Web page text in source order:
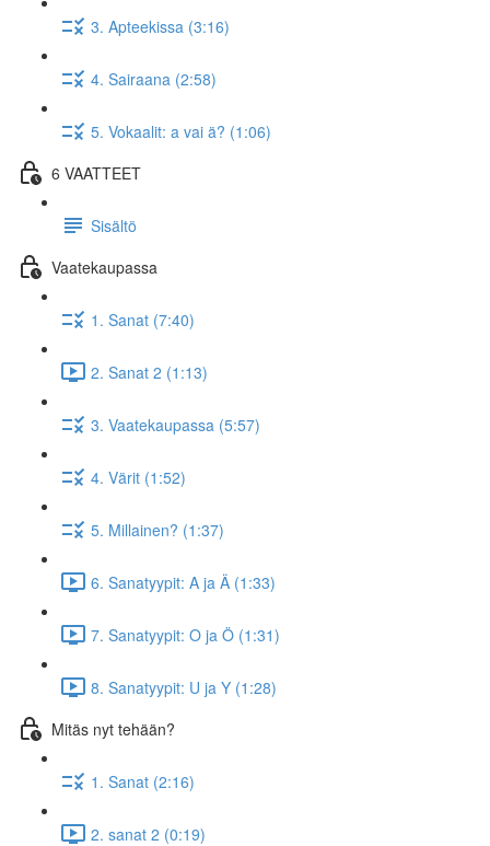
3. Apteekissa (3:16)
4. Sairaana (2:58)
5. Vokaalit: a vai ä? (1:06)
6 VAATTEET
Sisältö
Vaatekaupassa
1. Sanat (7:40)
2. Sanat 2 (1:13)
3. Vaatekaupassa (5:57)
4. Värit (1:52)
5. Millainen? (1:37)
6. Sanatyypit: A ja Ä (1:33)
7. Sanatyypit: O ja Ö (1:31)
8. Sanatyypit: U ja Y (1:28)
Mitäs nyt tehään?
1. Sanat (2:16)
2. sanat 2 (0:19)